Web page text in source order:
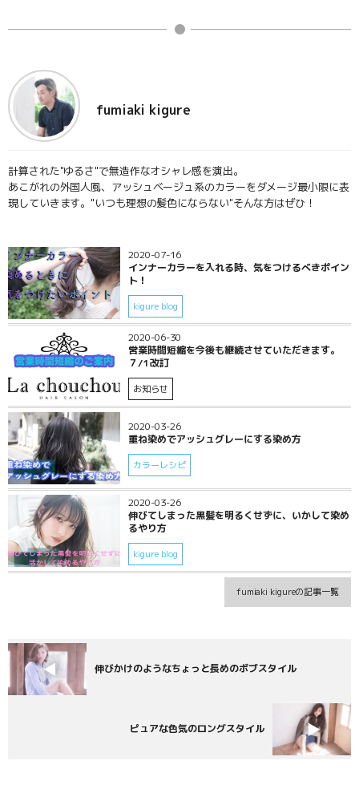
fumiaki kigure
計算された"ゆるさ"で無造作なオシャレ感を演出。
あこがれの外国人風、アッシュベージュ系のカラーをダメージ最小限に表
現していきます。"いつも理想の髪色にならない"そんな方はぜひ！
2020-07-16
インナーカラーを入れる時、気をつけるべきポイン
ト！
kigure blog
2020-06-30
営業時間短縮を今後も継続させていただきます。
７/1改訂
お知らせ
2020-03-26
重ね染めでアッシュグレーにする染め方
カラーレシピ
2020-03-26
伸びてしまった黒髪を明るくせずに、いかして染め
るやり方
kigure blog
fumiaki kigureの記事一覧
伸びかけのようなちょっと長めのボブスタイル
ピュアな色気のロングスタイル